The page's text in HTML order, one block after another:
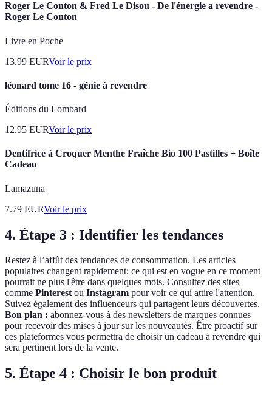
Roger Le Conton & Fred Le Disou - De l'énergie a revendre -
Roger Le Conton
Livre en Poche
13.99 EURVoir le prix
léonard tome 16 - génie à revendre
Éditions du Lombard
12.95 EURVoir le prix
Dentifrice à Croquer Menthe Fraîche Bio 100 Pastilles + Boîte
Cadeau
Lamazuna
7.79 EURVoir le prix
4. Étape 3 : Identifier les tendances
Restez à l’affût des tendances de consommation. Les articles
populaires changent rapidement; ce qui est en vogue en ce moment
pourrait ne plus l'être dans quelques mois. Consultez des sites
comme Pinterestou Instagram pour voir ce qui attire l'attention.
Suivez également des influenceurs qui partagent leurs découvertes.
Bon plan : abonnez-vous à des newsletters de marques connues
pour recevoir des mises à jour sur les nouveautés. Être proactif sur
ces plateformes vous permettra de choisir un cadeau à revendre qui
sera pertinent lors de la vente.
5. Étape 4 : Choisir le bon produit